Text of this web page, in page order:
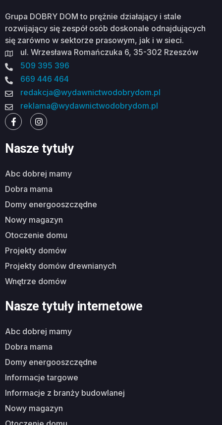
Grupa DOBRY DOM to prężnie działający i stale
rozwijający się zespół osób doskonale odnajdujących
się zarówno w sektorze prasowym, jak i w sieci.
ul. Wrzesława Romańczuka 6, 35-302 Rzeszów
509 395 396
669 446 464
redakcja@wydawnictwodobrydom.pl
reklama@wydawnictwodobrydom.pl
Nasze tytuły
abc dobrej mamy
dobra mama
domy energooszczędne
nowy magazyn
otoczenie domu
projekty domów
projekty domów drewnianych
wnętrze domów
Nasze tytuły internetowe
abc dobrej mamy
dobra mama
domy energooszczędne
informacje targowe
informacje z branży budowlanej
nowy magazyn